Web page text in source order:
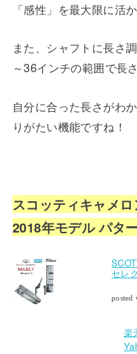
「感性」を最大限に活
また、シャフトに長さ
～36インチの範囲で長
自分に合った長さがわ
りがたい機能ですね！
スコッティキャメ
2018年モデル パター
セレ
posted
楽